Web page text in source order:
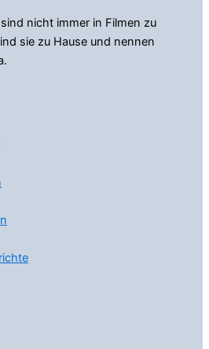
nicht immer in Filmen zu
sie zu Hause und nennen